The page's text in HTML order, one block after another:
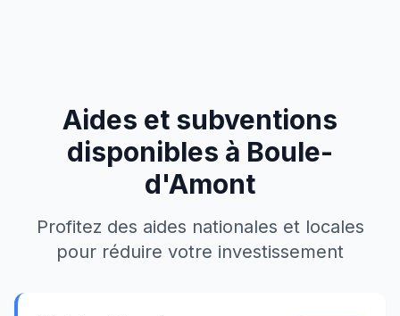
Aides et subventions
disponibles à Boule-
d'Amont
Profitez des aides nationales et locales
pour réduire votre investissement